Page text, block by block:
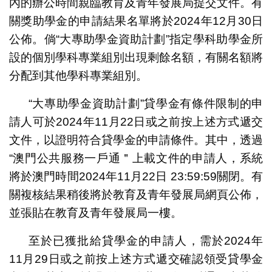
內的辦公時間親臨教育及青年發展局提交文件。有
關獎助學金的申請結果名單將於2024年12月30日
公佈。倘“大專助學金資助計劃”指定學科助學金所
設的個別學科專業組別出現剩餘名額，有關名額將
分配到其他學科專業組別。
“大專助學金資助計劃”貸學金有條件限制的申
請人可於2024年11月22日或之前按上述方式遞交
文件，以證明符合貸學金的申請條件。其中，透過
“澳門公共服務一戶通＂上載文件的申請人，系統
將於澳門時間2024年11月22日 23:59:59關閉。有
關複核結果稍後將於教育及青年發展局網頁公佈，
並張貼在教育及青年發展局一樓。
至於已獲批給貸學金的申請人，需於2024年
11月29日或之前按上述方式遞交確認領受貸學金